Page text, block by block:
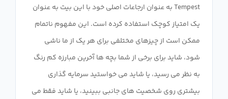
Tempest به عنوان ارجاعات اصلی خود با این بیت به عنوان
یک امتیاز کوچک استفاده کرده است. این مفهوم ناتمام
ممکن است از چیزهای مختلفی برای هر یک از ما ناشی
شود، شاید برای برخی از شما بچه ها آخرین مبارزه کم رنگ
به نظر می رسید، یا شاید می خواستید سرمایه گذاری
بیشتری روی شخصیت های جانبی ببینید، یا شاید فقط می